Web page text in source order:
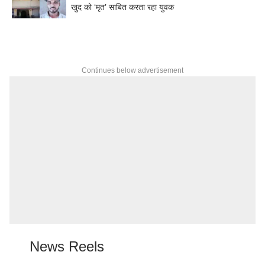
खुद को ‘मृत’ साबित करता रहा युवक
Continues below advertisement
News Reels